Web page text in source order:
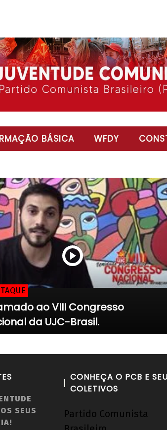
BÁSICA WFDY
ao VIII Congresso
da UJC-Brasil.
SEUS
CONHEÇA O PCB E
COLETIVOS
Partido Comunista